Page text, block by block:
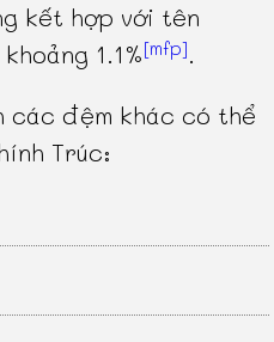
kết hợp với tên
1.1%[mfp].
các đệm khác có thể
Trúc: